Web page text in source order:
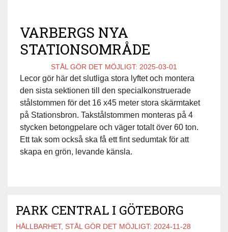
VARBERGS NYA
STATIONSOMRÅDE
STÅL GÖR DET MÖJLIGT: 2025-03-01
Lecor gör här det slutliga stora lyftet och montera
den sista sektionen till den specialkonstruerade
stålstommen för det 16 x45 meter stora skärmtaket
på Stationsbron. Takstålstommen monteras på 4
stycken betongpelare och väger totalt över 60 ton.
Ett tak som också ska få ett fint sedumtak för att
skapa en grön, levande känsla.
PARK CENTRAL I GÖTEBORG
HÅLLBARHET, STÅL GÖR DET MÖJLIGT: 2024-11-28